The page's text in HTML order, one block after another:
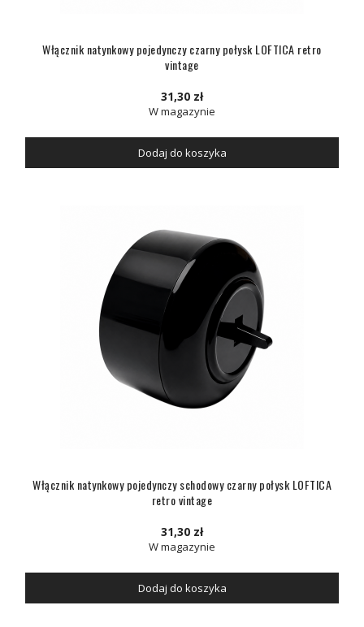
Włącznik natynkowy pojedynczy czarny połysk LOFTICA retro
vintage
31,30 zł
W magazynie
Dodaj do koszyka
Włącznik natynkowy pojedynczy schodowy czarny połysk LOFTICA
retro vintage
31,30 zł
W magazynie
Dodaj do koszyka